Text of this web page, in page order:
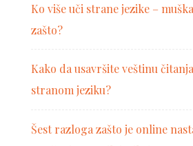
Ko više uči strane jezike –
zašto?
Kako da usavršite veštinu
stranom jeziku?
Šest razloga zašto je online